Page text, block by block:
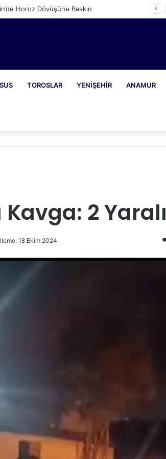
Horoz Dövüşüne Baskın
TOROSLAR YENIŞEHIR ANAMUR
2 Yaralı
18 Ekim 2024